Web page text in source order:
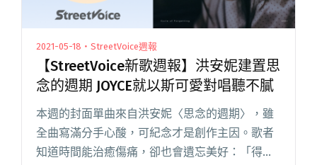
2021-05-18・StreetVoice週報
【StreetVoice新歌週報】洪安妮建置思
念的週期 JOYCE就以斯可愛對唱聽不膩
本週的封面單曲來自洪安妮〈思念的週期〉，雖
全曲寫滿分手心酸，可紀念才是創作主因。歌者
知道時間能治癒傷痛，卻也會遺忘美好：「得把